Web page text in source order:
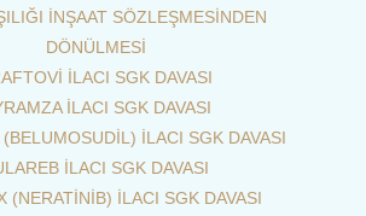
İNŞAAT SÖZLEŞMESİNDEN
DÖNÜLMESİ
İLACI SGK DAVASI
İLACI SGK DAVASI
İLACI SGK DAVASI
İLACI SGK DAVASI
(NERATİNİB) İLACI SGK DAVASI